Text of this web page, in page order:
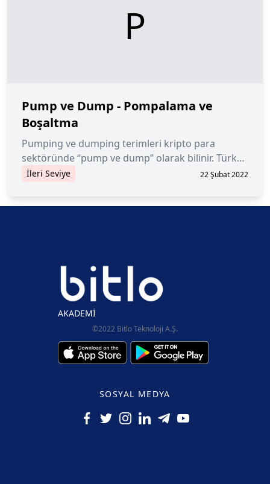
P
Pump ve Dump - Pompalama ve
Boşaltma
Pumping ve dumping terimleri kripto para
sektöründe “pump ve dump” olarak bilinir. Türkçe
tanımlaması pompalama ve boşaltmadır. Yasa dışı
eylemleri, dolandırıcılık faaliyetleri arasında yer
İleri Seviye 22 Şubat 2022
AKADEMİ
©2022 Bitlo Teknoloji A.Ş.
SOSYAL MEDYA